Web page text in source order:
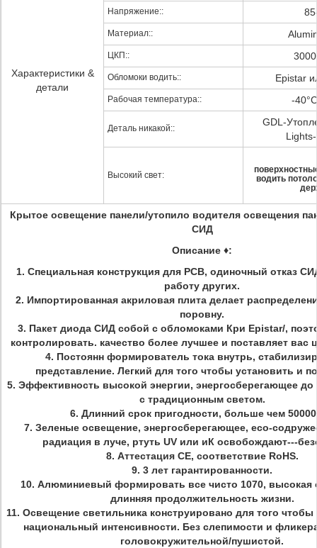
Характеристики &
детали
Напряжение::
Материал::
ЦКП::
Обломоки водить:: Epistar
Рабочая температура:: -
Деталь никакой::
GDL-
Высокий свет:
водить
Крытое освещение панели/утопило водителя освещения
СИД
Описание ♦:
1. Специальная конструкция для PCB, одиночный отказ
работу других.
2. Импортированная акриловая плита делает
поровну.
3. Пакет диода СИД собой с обломоками Кри Epistar/,
контролировать. качество более лучшее и поставляет вас
4. Постоянн формирователь тока внутрь,
представление. Легкий для того чтобы установить и
5. Эффективность высокой энергии, энергосберегающее до
с традиционным светом.
6. Длинний срок пригодности, больше чем
7. Зеленые освещение, энергосберегающее, eco-
радиация в луче, ртуть UV или иК освобождают---
8. Аттестация CE, соответствие RoHS.
9. 3 лет гарантированности.
10. Алюминиевый формировать все чисто 1070, высокая
длинняя продолжительность жизни.
11. Освещение светильника конструировано для того чтобы
национальный интенсивности. Без слепимости и
головокружительной/пушистой.